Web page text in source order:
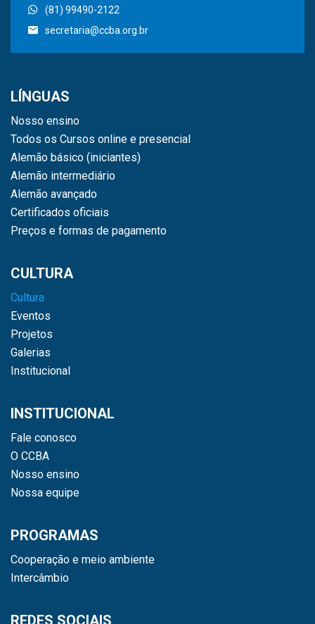
(81) 99490-2122
secretaria@ccba.org.br
LÍNGUAS
Nosso ensino
Todos os Cursos online e presencial
Alemão básico (iniciantes)
Alemão intermediário
Alemão avançado
Certificados oficiais
Preços e formas de pagamento
CULTURA
Cultura
Eventos
Projetos
Galerias
Institucional
INSTITUCIONAL
Fale conosco
O CCBA
Nosso ensino
Nossa equipe
PROGRAMAS
Cooperação e meio ambiente
Intercâmbio
REDES SOCIAIS